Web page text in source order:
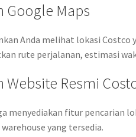
Google Maps
Anda melihat lokasi Costco
rute perjalanan, estimasi
Website Resmi
menyediakan fitur pencarian
yang tersedia.